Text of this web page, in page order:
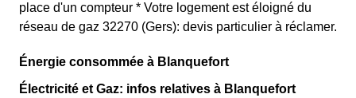
place d'un compteur * Votre logement est éloigné du
réseau de gaz 32270 (Gers): devis particulier à réclamer.
Énergie consommée à Blanquefort
Électricité et Gaz: infos relatives à Blanquefort